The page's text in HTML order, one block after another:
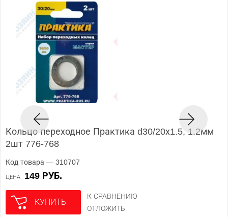
Кольцо переходное Практика d30/20х1.5, 1.2мм
2шт 776-768
Код товара — 310707
ЦЕНА 149 РУБ.
КУПИТЬ
К СРАВНЕНИЮ
ОТЛОЖИТЬ